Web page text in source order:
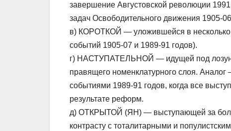
завершение Августовской революции
задач Освободительного движения 1905-
в) КОРОТКОЙ — уложившейся в несколько
событий 1905-07 и 1989-91 годов).
г) НАСТУПАТЕЛЬНОЙ — идущей под
правящего номенклатурного слоя.
событиями 1989-91 годов, когда все
результате реформ.
д) ОТКРЫТОЙ (ЯН) — выступающей за
контрасту с тоталитарными и